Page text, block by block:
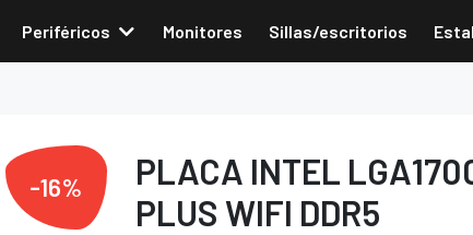
Periféricos Monitores Sillas/escritorios
-16%
PLACA INTEL
PLUS WIFI DDR5